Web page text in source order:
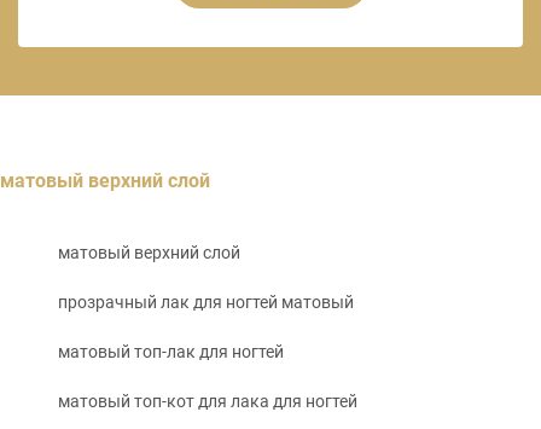
матовый верхний слой
матовый верхний слой
прозрачный лак для ногтей матовый
матовый топ-лак для ногтей
матовый топ-кот для лака для ногтей